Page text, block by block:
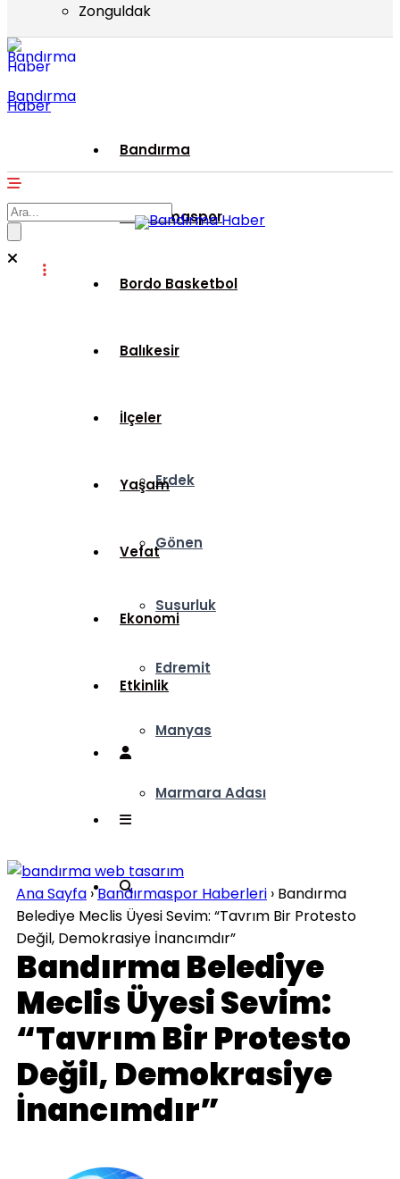
Zonguldak
Bandırma
Haber
Bandırma
Bandırmaspor
Bordo Basketbol
Balıkesir
İlçeler
Erdek
Gönen
Susurluk
Edremit
Manyas
Marmara Adası
Yaşam
Vefat
Ekonomi
Etkinlik
Ana Sayfa ›Bandırmaspor Haberleri › Bandırma
Belediye Meclis Üyesi Sevim: “Tavrım Bir Protesto
Değil, Demokrasiye İnancımdır”
Bandırma Belediye
Meclis Üyesi Sevim:
“Tavrım Bir Protesto
Değil, Demokrasiye
İnancımdır”